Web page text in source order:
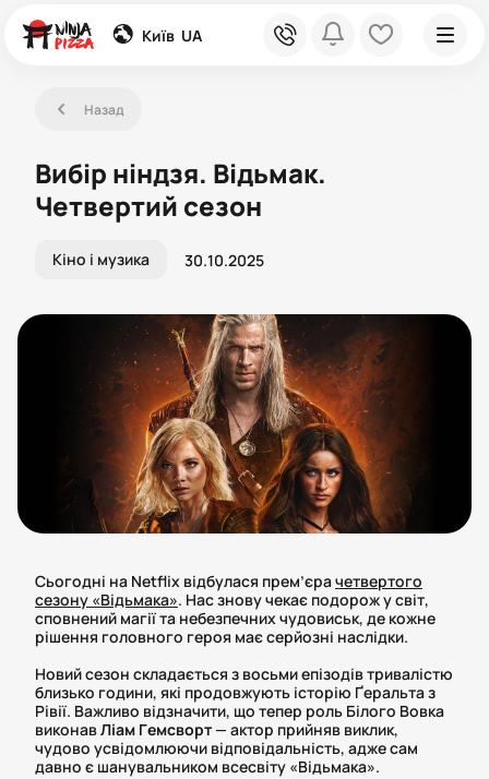
global Київ UA phone bell heart
left Назад
Вибір ніндзя. Відьмак.
Четвертий сезон
Кіно і музика 30.10.2025
Сьогодні на Netflix відбулася прем’єрачетвертого
сезону «Відьмака». Нас знову чекає подорож у світ,
сповнений магії та небезпечних чудовиськ, де кожне
рішення головного героя має серйозні наслідки.
Новий сезон складається з восьми епізодів тривалістю
близько години, які продовжують історію Ґеральта з
Рівії. Важливо відзначити, що тепер роль Білого Вовка
виконавЛіам Гемсворт— актор прийняв виклик,
чудово усвідомлюючи відповідальність, адже сам
давно є шанувальником всесвіту «Відьмака».